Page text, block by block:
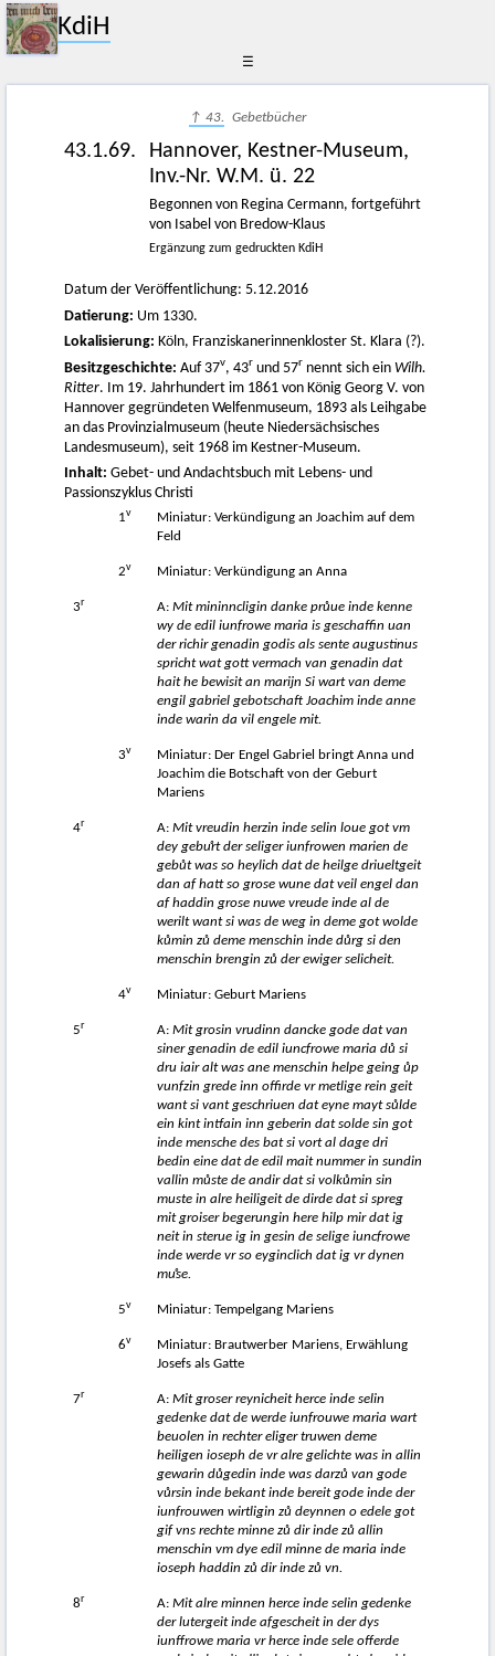
KdiH
☰
↑ 43. Gebetbücher
43.1.69.
Hannover, Kestner-Museum,
Inv.-Nr. W.M. ü. 22
Begonnen von Regina Cermann, fortgeführt
von Isabel von Bredow-Klaus
Ergänzung zum gedruckten KdiH
Datum der Veröffentlichung: 5.12.2016
Datierung: Um 1330.
Lokalisierung: Köln, Franziskanerinnenkloster St. Klara (?).
Besitzgeschichte: Auf 37v, 43r und 57r nennt sich ein Wilh.
Ritter. Im 19. Jahrhundert im 1861 von König Georg V. von
Hannover gegründeten Welfenmuseum, 1893 als Leihgabe
an das Provinzialmuseum (heute Niedersächsisches
Landesmuseum), seit 1968 im Kestner-Museum.
Inhalt: Gebet- und Andachtsbuch mit Lebens- und
Passionszyklus Christi
1v
Miniatur: Verkündigung an Joachim auf dem
Feld
2v Miniatur: Verkündigung an Anna
3r A: Mit mininncligin danke průue inde kenne
wy de edil iunfrowe maria is geschaffin uan
der richir genadin godis als sente augustinus
spricht wat gott vermach van genadin dat
hait he bewisit an marijn Si wart van deme
engil gabriel gebotschaft Joachim inde anne
inde warin da vil engele mit.
3v
Miniatur: Der Engel Gabriel bringt Anna und
Joachim die Botschaft von der Geburt
Mariens
4r A: Mit vreudin herzin inde selin loue got vm
dey gebuͦrt der seliger iunfrowen marien de
gebůt was so heylich dat de heilge driueltgeit
dan af hatt so grose wune dat veil engel dan
af haddin grose nuwe vreude inde al de
werilt want si was de weg in deme got wolde
kůmin zů deme menschin inde důrg si den
menschin brengin zů der ewiger selicheit.
4v Miniatur: Geburt Mariens
5r A: Mit grosin vrudinn dancke gode dat van
siner genadin de edil iuncfrowe maria dů si
dru iair alt was ane menschin helpe geing ůp
vunfzin grede inn offirde vr metlige rein geit
want si vant geschriuen dat eyne mayt sůlde
ein kint intfain inn geberin dat solde sin got
inde mensche des bat si vort al dage dri
bedin eine dat de edil mait nummer in sundin
vallin můste de andir dat si volkůmin sin
muste in alre heiligeit de dirde dat si spreg
mit groiser begerungin here hilp mir dat ig
neit in sterue ig in gesin de selige iuncfrowe
inde werde vr so eyginclich dat ig vr dynen
muͦse.
5v Miniatur: Tempelgang Mariens
6v
Miniatur: Brautwerber Mariens, Erwählung
Josefs als Gatte
7r A: Mit groser reynicheit herce inde selin
gedenke dat de werde iunfrouwe maria wart
beuolen in rechter eliger truwen deme
heiligen ioseph de vr alre gelichte was in allin
gewarin důgedin inde was darzů van gode
vůrsin inde bekant inde bereit gode inde der
iunfrouwen wirtligin zů deynnen o edele got
gif vns rechte minne zů dir inde zů allin
menschin vm dye edil minne de maria inde
ioseph haddin zů dir inde zů vn.
8r A: Mit alre minnen herce inde selin gedenke
der lutergeit inde afgescheit in der dys
iunffrowe maria vr herce inde sele offerde